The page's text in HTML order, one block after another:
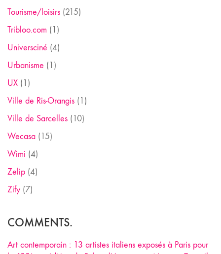
Tourisme/loisirs (215)
Tribloo.com (1)
Universciné (4)
Urbanisme (1)
UX (1)
Ville de Ris-Orangis (1)
Ville de Sarcelles (10)
Wecasa (15)
Wimi (4)
Zelip (4)
Zify (7)
COMMENTS.
Art contemporain : 13 artistes italiens exposés à Paris pour